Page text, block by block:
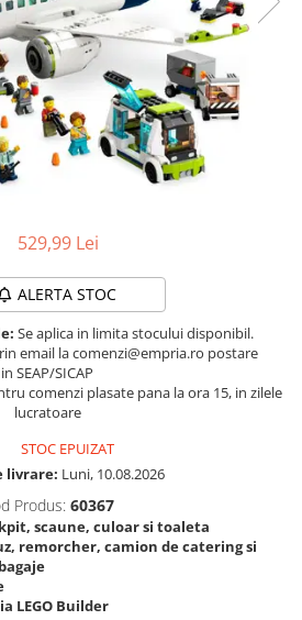
si
si
529,99 Lei
ALERTA STOC
Se aplica in limita stocului disponibil.
email la comenzi@empria.ro postare
in SEAP/SICAP
comenzi plasate pana la ora 15, in zilele
lucratoare
STOC EPUIZAT
livrare: Luni, 10.08.2026
Produs: 60367
scaune, culoar si toaleta
remorcher, camion de catering si
LEGO Builder